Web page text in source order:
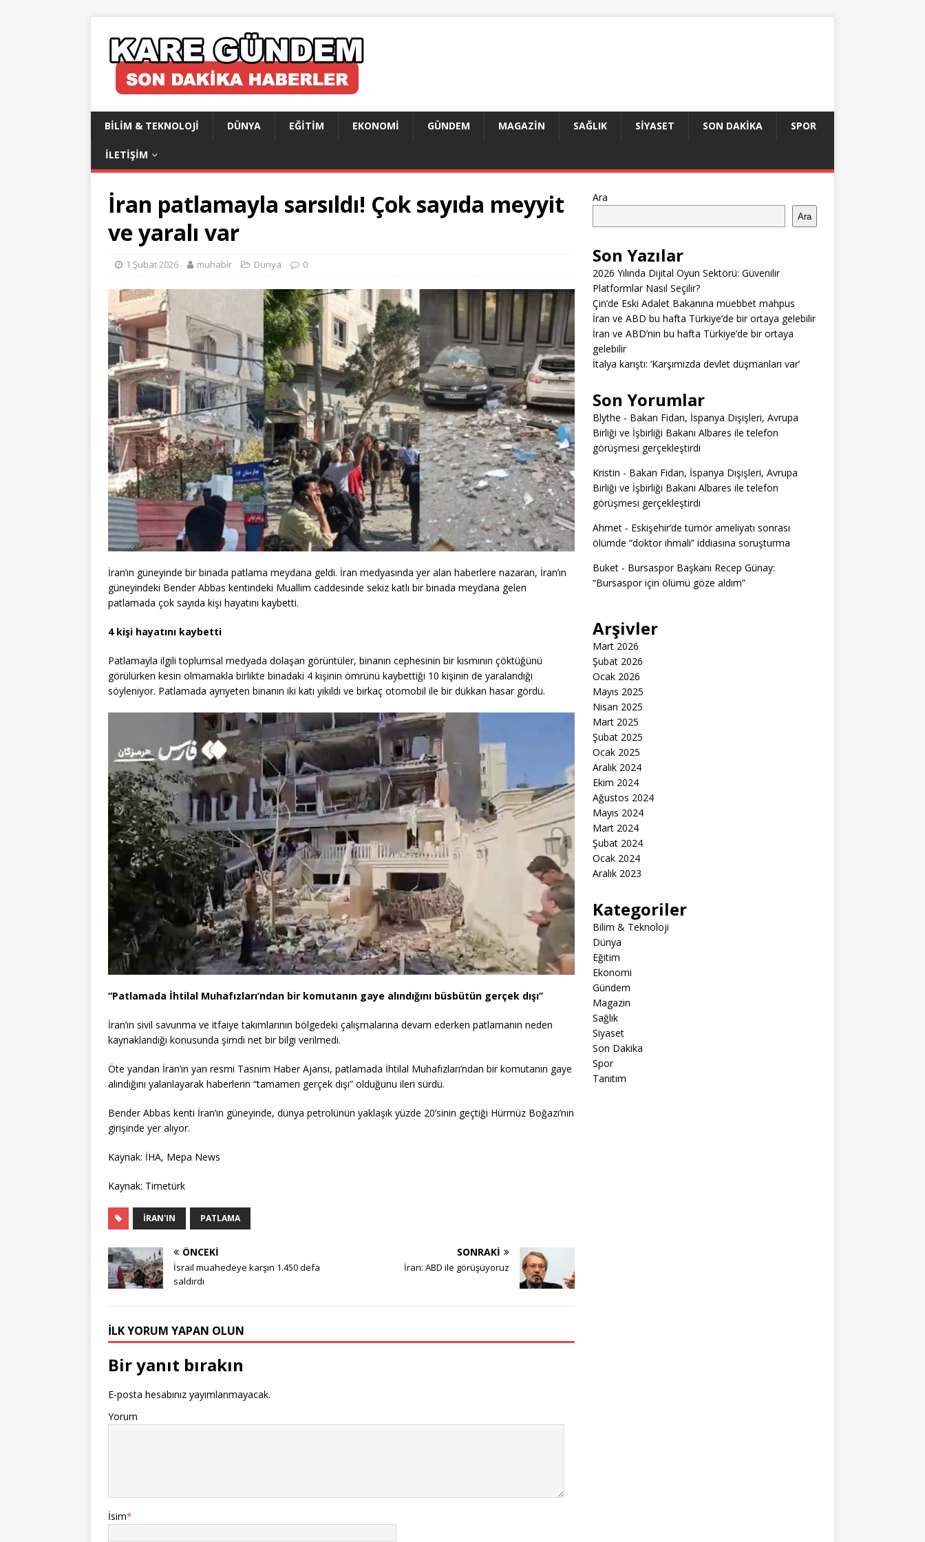
BILIM & TEKNOLOJI DÜNYA EĞITIM EKONOMI GÜNDEM MAGAZIN SAĞLIK SIYASET SON DAKIKA SPOR
İLETIŞIM
İran patlamayla sarsıldı! Çok sayıda meyyit
ve yaralı var
1 Şubat 2026 muhabir Dünya 0
İran’ın güneyinde bir binada patlama meydana geldi. İran medyasında yer alan haberlere nazaran, İran’ın
güneyindeki Bender Abbas kentindeki Muallim caddesinde sekiz katlı bir binada meydana gelen
patlamada çok sayıda kişi hayatını kaybetti.
4 kişi hayatını kaybetti
Patlamayla ilgili toplumsal medyada dolaşan görüntüler, binanın cephesinin bir kısmının çöktüğünü
görülürken kesin olmamakla birlikte binadaki 4 kişinin ömrünü kaybettiği 10 kişinin de yaralandığı
söyleniyor. Patlamada ayrıyeten binanın iki katı yıkıldı ve birkaç otomobil ile bir dükkan hasar gördü.
“Patlamada İhtilal Muhafızları’ndan bir komutanın gaye alındığını büsbütün gerçek dışı”
İran’ın sivil savunma ve itfaiye takımlarının bölgedeki çalışmalarına devam ederken patlamanın neden
kaynaklandığı konusunda şimdi net bir bilgi verilmedi.
Öte yandan İran’ın yarı resmi Tasnim Haber Ajansı, patlamada İhtilal Muhafızları’ndan bir komutanın gaye
alındığını yalanlayarak haberlerin “tamamen gerçek dışı” olduğunu ileri sürdü.
Bender Abbas kenti İran’ın güneyinde, dünya petrolünün yaklaşık yüzde 20’sinin geçtiği Hürmüz Boğazı’nın
girişinde yer alıyor.
Kaynak: İHA, Mepa News
Kaynak: Timetürk
İRAN'IN PATLAMA
ÖNCEKI
İsrail muahedeye karşın 1.450 defa
saldırdı
SONRAKI
İran: ABD ile görüşüyoruz
İLK YORUM YAPAN OLUN
Bir yanıt bırakın
E-posta hesabınız yayımlanmayacak.
Yorum
İsim*
Ara
Ara
Son Yazılar
2026 Yılında Dijital Oyun Sektörü: Güvenilir
Platformlar Nasıl Seçilir?
Çin’de Eski Adalet Bakanına müebbet mahpus
İran ve ABD bu hafta Türkiye’de bir ortaya gelebilir
İran ve ABD’nin bu hafta Türkiye’de bir ortaya
gelebilir
İtalya karıştı: ‘Karşımızda devlet düşmanları var’
Son Yorumlar
Blythe - Bakan Fidan, İspanya Dışişleri, Avrupa
Birliği ve İşbirliği Bakanı Albares ile telefon
görüşmesi gerçekleştirdi
Kristin - Bakan Fidan, İspanya Dışişleri, Avrupa
Birliği ve İşbirliği Bakanı Albares ile telefon
görüşmesi gerçekleştirdi
Ahmet- Eskişehir’de tümör ameliyatı sonrası
ölümde “doktor ihmali” iddiasına soruşturma
Buket- Bursaspor Başkanı Recep Günay:
“Bursaspor için ölümü göze aldım”
Arşivler
Mart 2026
Şubat 2026
Ocak 2026
Mayıs 2025
Nisan 2025
Mart 2025
Şubat 2025
Ocak 2025
Aralık 2024
Ekim 2024
Ağustos 2024
Mayıs 2024
Mart 2024
Şubat 2024
Ocak 2024
Aralık 2023
Kategoriler
Bilim & Teknoloji
Dünya
Eğitim
Ekonomi
Gündem
Magazin
Sağlık
Siyaset
Son Dakika
Spor
Tanıtım